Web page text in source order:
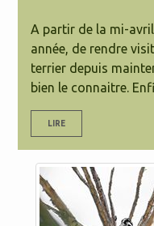
A partir de la mi-
année, de rendre
terrier depuis
bien le connaitre.
LIRE